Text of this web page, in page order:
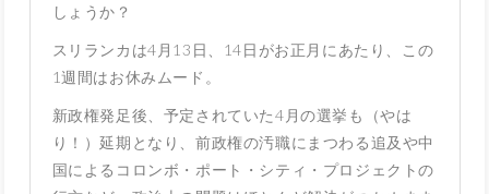
しょうか？
スリランカは4月13日、14日がお正月にあたり、この
1週間はお休みムード。
新政権発足後、予定されていた4月の選挙も（やは
り！）延期となり、前政権の汚職にまつわる追及や中
国によるコロンボ・ポート・シティ・プロジェクトの